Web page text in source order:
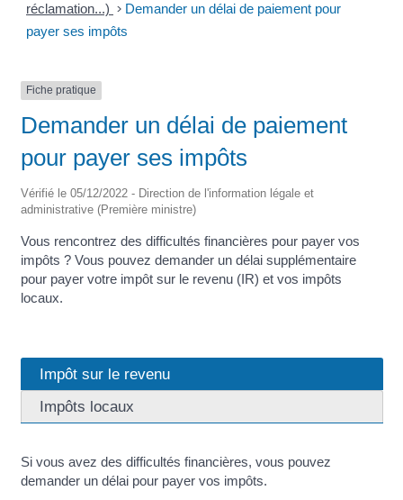
réclamation...) > Demander un délai de paiement pour
payer ses impôts
Fiche pratique
Demander un délai de paiement
pour payer ses impôts
Vérifié le 05/12/2022 - Direction de l'information légale et
administrative (Première ministre)
Vous rencontrez des difficultés financières pour payer vos
impôts ? Vous pouvez demander un délai supplémentaire
pour payer votre impôt sur le revenu (IR) et vos impôts
locaux.
Impôt sur le revenu
Impôts locaux
Si vous avez des difficultés financières, vous pouvez
demander un délai pour payer vos impôts.